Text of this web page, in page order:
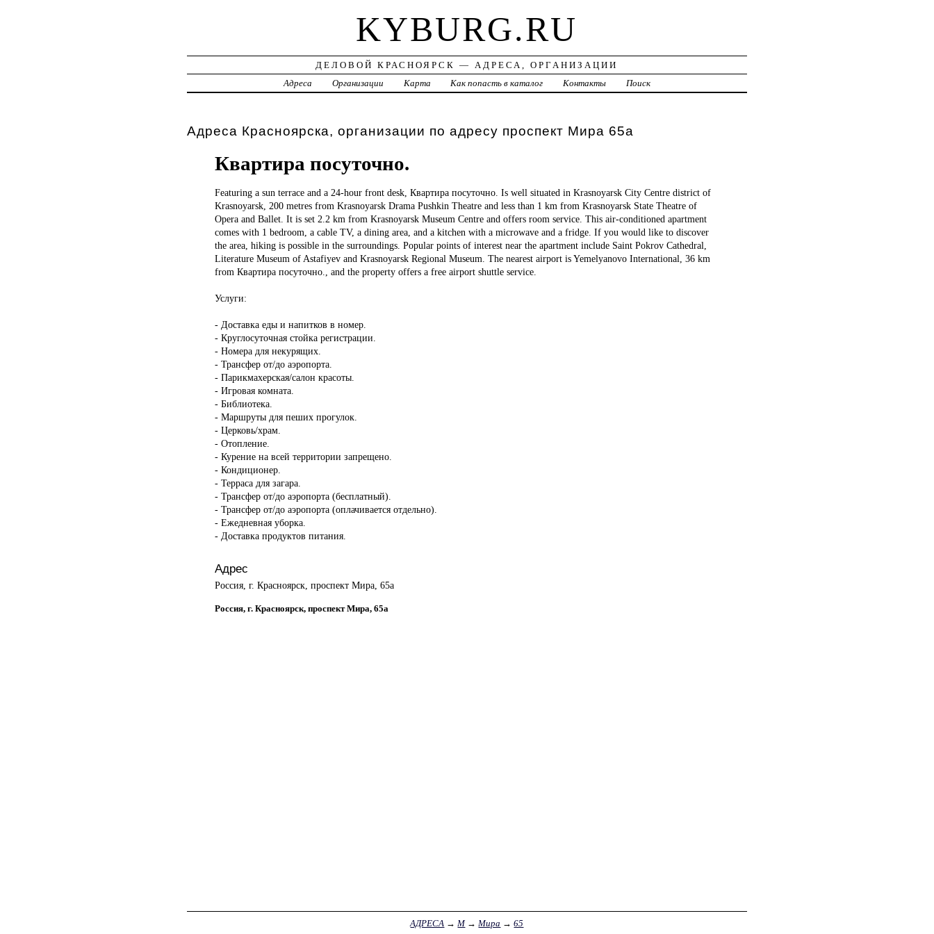
KYBURG.RU
ДЕЛОВОЙ КРАСНОЯРСК — АДРЕСА, ОРГАНИЗАЦИИ
Адреса
Организации Карта Как попасть в каталог Контакты Поиск
Адреса Красноярска, организации по адресу проспект Мира 65а
Квартира посуточно.
Featuring a sun terrace and a 24-hour front desk, Квартира посуточно. Is well situated in Krasnoyarsk City Centre district of
Krasnoyarsk, 200 metres from Krasnoyarsk Drama Pushkin Theatre and less than 1 km from Krasnoyarsk State Theatre of
Opera and Ballet. It is set 2.2 km from Krasnoyarsk Museum Centre and offers room service. This air-conditioned apartment
comes with 1 bedroom, a cable TV, a dining area, and a kitchen with a microwave and a fridge. If you would like to discover
the area, hiking is possible in the surroundings. Popular points of interest near the apartment include Saint Pokrov Cathedral,
Literature Museum of Astafiyev and Krasnoyarsk Regional Museum. The nearest airport is Yemelyanovo International, 36 km
from Квартира посуточно., and the property offers a free airport shuttle service.
Услуги:
- Доставка еды и напитков в номер.
- Круглосуточная стойка регистрации.
- Номера для некурящих.
- Трансфер от/до аэропорта.
- Парикмахерская/салон красоты.
- Игровая комната.
- Библиотека.
- Маршруты для пеших прогулок.
- Церковь/храм.
- Отопление.
- Курение на всей территории запрещено.
- Кондиционер.
- Терраса для загара.
- Трансфер от/до аэропорта (бесплатный).
- Трансфер от/до аэропорта (оплачивается отдельно).
- Ежедневная уборка.
- Доставка продуктов питания.
Адрес
Россия, г. Красноярск, проспект Мира, 65а
Россия, г. Красноярск, проспект Мира, 65а
АДРЕСА → М→ Мира →65